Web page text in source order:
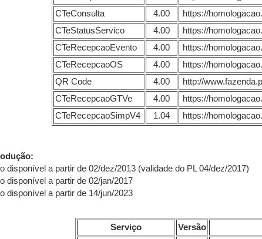
CTeConsulta
4.00
https://
CTeStatusServico
4.00
https://
CTeRecepcaoEvento
4.00
https://
CTeRecepcaoOS
4.00
https://
QR Code
4.00
http://
CTeRecepcaoGTVe
4.00
https://
CTeRecepcaoSimpV4
1.04 https://
disponível a partir de 02/dez/2013 (validade do PL 04/dez/2017)
disponível a partir de 02/jan/2017
disponível a partir de 14/jun/2023
Serviço Versão